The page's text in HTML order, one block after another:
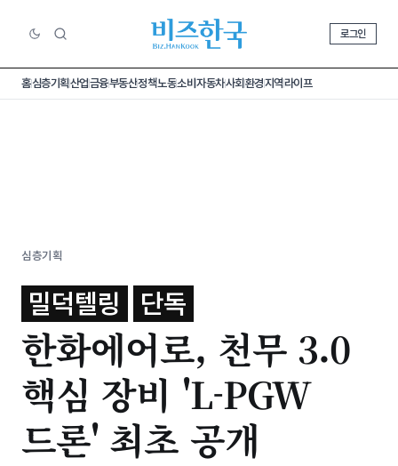
로그인
홈심층기획산업금융부동산정책노동소비 자동차사회환경지역라이프
심층기획
밀덕텔링 단독
한화에어로, 천무 3.0
핵심 장비 'L-PGW
드론' 최초 공개